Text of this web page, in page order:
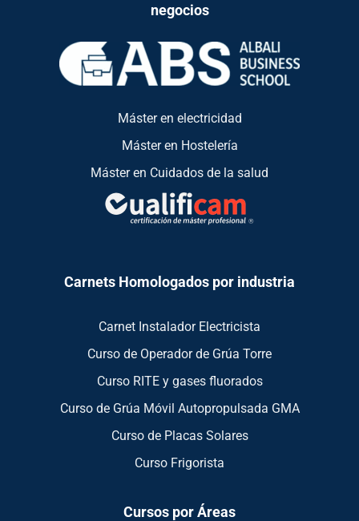
negocios
Máster en electricidad
Máster en Hostelería
Máster en Cuidados de la salud
Carnets Homologados por industria
Carnet Instalador Electricista
Curso de Operador de Grúa Torre
Curso RITE y gases fluorados
Curso de Grúa Móvil Autopropulsada GMA
Curso de Placas Solares
Curso Frigorista
Cursos por Áreas